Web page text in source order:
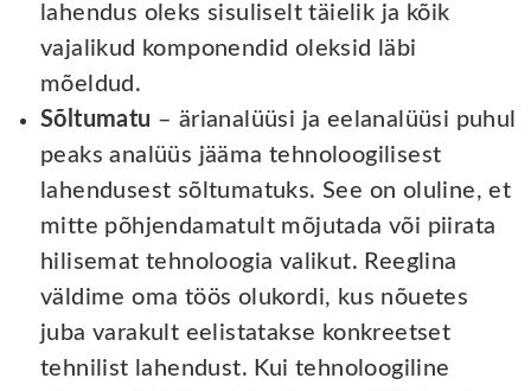
lahendus oleks sisuliselt täielik ja kõik
vajalikud komponendid oleksid läbi
mõeldud.
Sõltumatu – ärianalüüsi ja eelanalüüsi puhul
peaks analüüs jääma tehnoloogilisest
lahendusest sõltumatuks. See on oluline, et
mitte põhjendamatult mõjutada või piirata
hilisemat tehnoloogia valikut. Reeglina
väldime oma töös olukordi, kus nõuetes
juba varakult eelistatakse konkreetset
tehnilist lahendust. Kui tehnoloogiline